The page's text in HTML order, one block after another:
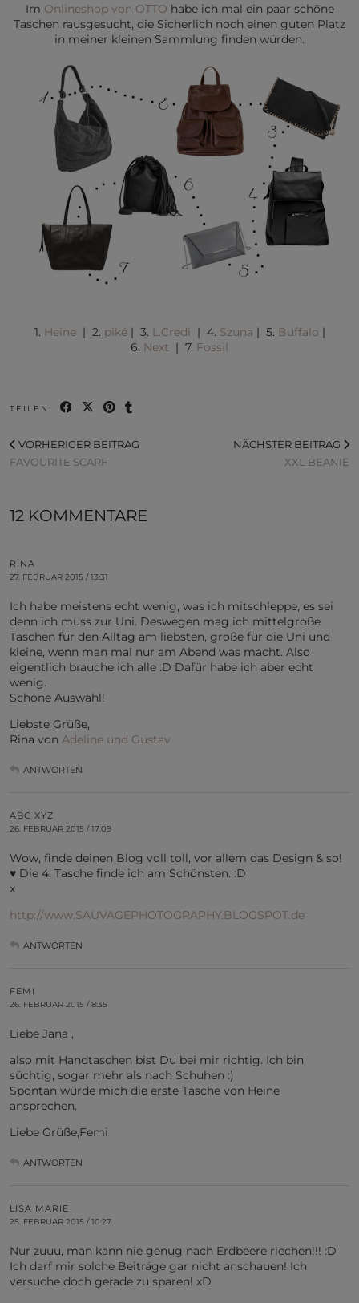
Im Onlineshop von OTTO habe ich mal ein paar schöne
Taschen rausgesucht, die Sicherlich noch einen guten Platz
in meiner kleinen Sammlung finden würden.
1. Heine| 2. piké | 3. L.Credi | 4. Szuna | 5. Buffalo |
6. Next | 7. Fossil
TEILEN:
VORHERIGER BEITRAG
FAVOURITE SCARF
NÄCHSTER BEITRAG
XXL BEANIE
12 KOMMENTARE
RINA
27. FEBRUAR 2015 / 13:31
Ich habe meistens echt wenig, was ich mitschleppe, es sei
denn ich muss zur Uni. Deswegen mag ich mittelgroße
Taschen für den Alltag am liebsten, große für die Uni und
kleine, wenn man mal nur am Abend was macht. Also
eigentlich brauche ich alle :D Dafür habe ich aber echt
wenig.
Schöne Auswahl!
Liebste Grüße,
Rina von Adeline und Gustav
ANTWORTEN
ABC XYZ
26. FEBRUAR 2015 / 17:09
Wow, finde deinen Blog voll toll, vor allem das Design & so!
♥ Die 4. Tasche finde ich am Schönsten. :D
x
http://www.SAUVAGEPHOTOGRAPHY.BLOGSPOT.de
ANTWORTEN
FEMI
26. FEBRUAR 2015 / 8:35
Liebe Jana ,
also mit Handtaschen bist Du bei mir richtig. Ich bin
süchtig, sogar mehr als nach Schuhen :)
Spontan würde mich die erste Tasche von Heine
ansprechen.
Liebe Grüße,Femi
ANTWORTEN
LISA MARIE
25. FEBRUAR 2015 / 10:27
Nur zuuu, man kann nie genug nach Erdbeere riechen!!! :D
Ich darf mir solche Beiträge gar nicht anschauen! Ich
versuche doch gerade zu sparen! xD